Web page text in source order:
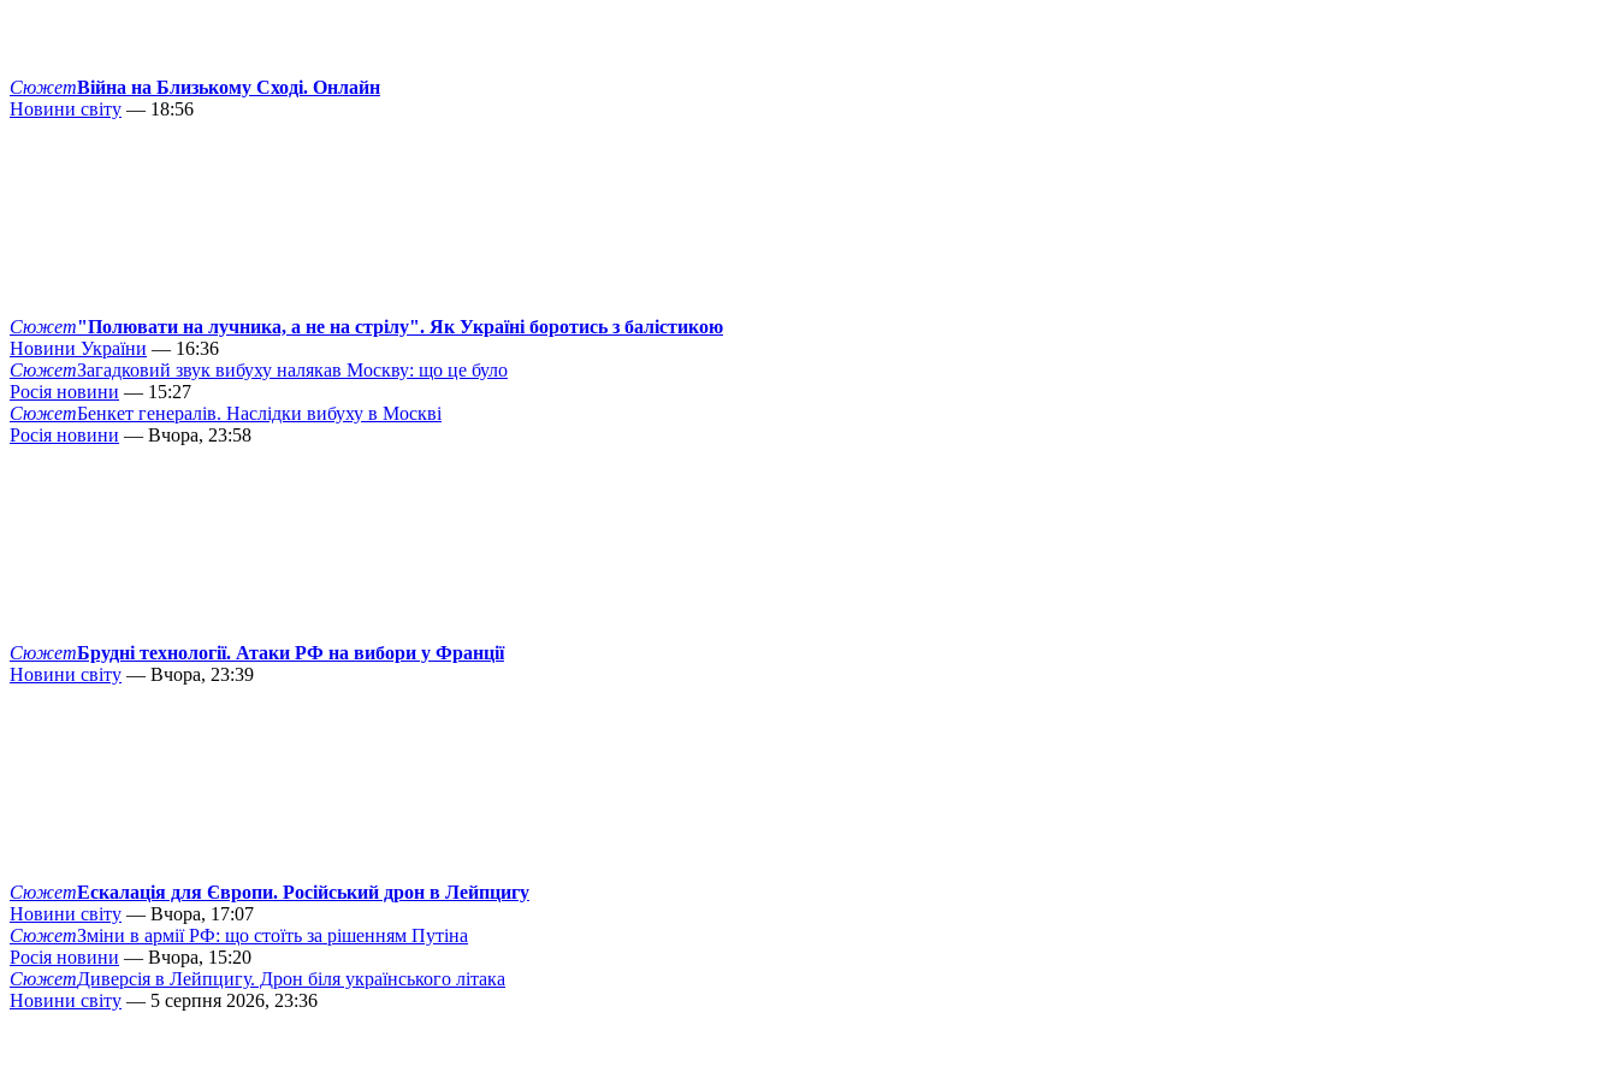
СюжетВійна на Близькому Сході. Онлайн
Новини світу — 18:56
Сюжет"Полювати на лучника, а не на стрілу". Як Україні боротись з балістикою
Новини України — 16:36
СюжетЗагадковий звук вибуху налякав Москву: що це було
Росія новини — 15:27
СюжетБенкет генералів. Наслідки вибуху в Москві
Росія новини — Вчора, 23:58
СюжетБрудні технології. Атаки РФ на вибори у Франції
Новини світу — Вчора, 23:39
СюжетЕскалація для Європи. Російський дрон в Лейпцигу
Новини світу — Вчора, 17:07
СюжетЗміни в армії РФ: що стоїть за рішенням Путіна
Росія новини — Вчора, 15:20
СюжетДиверсія в Лейпцигу. Дрон біля українського літака
Новини світу — 5 серпня 2026, 23:36